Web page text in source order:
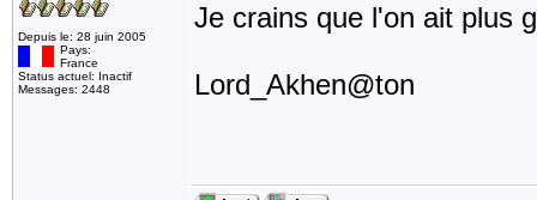
Depuis le: 28 juin 2005
Pays:
France
Status actuel: Inactif
Messages: 2448
Je crains que l'on ait plus
Lord_Akhen@ton